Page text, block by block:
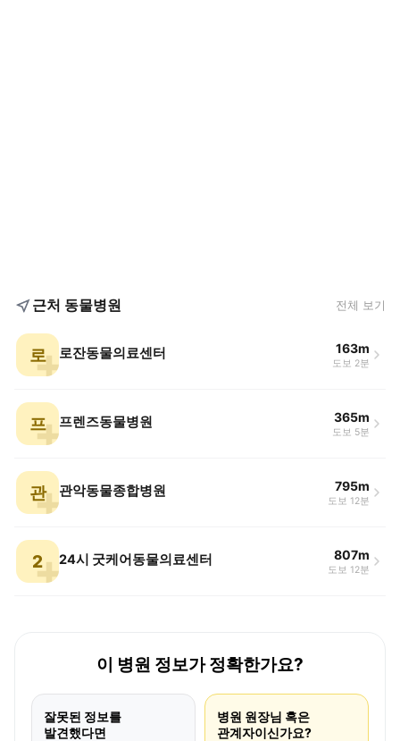
근처 동물병원 전체 보기
로 로잔동물의료센터 163m
도보 2분
프 프렌즈동물병원 365m
도보 5분
관 관악동물종합병원 795m
도보 12분
2 24시 굿케어동물의료센터 807m
도보 12분
이 병원 정보가 정확한가요?
잘못된 정보를
발견했다면
병원 원장님 혹은
관계자이신가요?